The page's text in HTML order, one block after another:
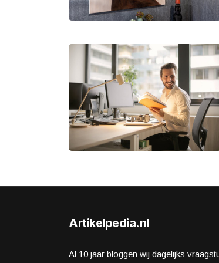
Artikelpedia.nl
Al 10 jaar bloggen wij dagelijks